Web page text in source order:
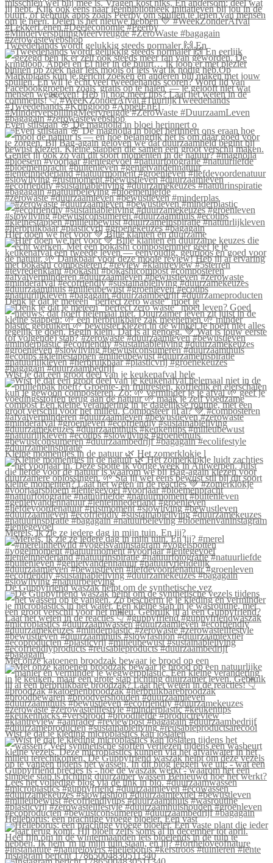
Tweedehands wordt gelukkig steeds normaler 🙌 En
Even stilstaan 🌸 De magnolia in bloei herinnert o
#zerowaste #duurzaamleven #bewustleven #minderplas
Hier doen we het voor 💚 Blije klanten én duurzame
Denk je dat je meteen “perfect zero waste” moet le
Wist je dat een groot deel van je keukenafval hele
Kleine momentjes in de natuur 🌿 Het zomerklokje l
Merels, ik zie ze iedere dag in mijn tuin. En jij?
De Guppyfriend waszak helpt om de synthetische vez
Met onze katoenen broodzak bewaar je brood op een
Wist je dat je kleding microplastics kan loslaten
Helleborus: een prachtige vroege bloeier. Een vast
Instagram bericht 17865004830511340